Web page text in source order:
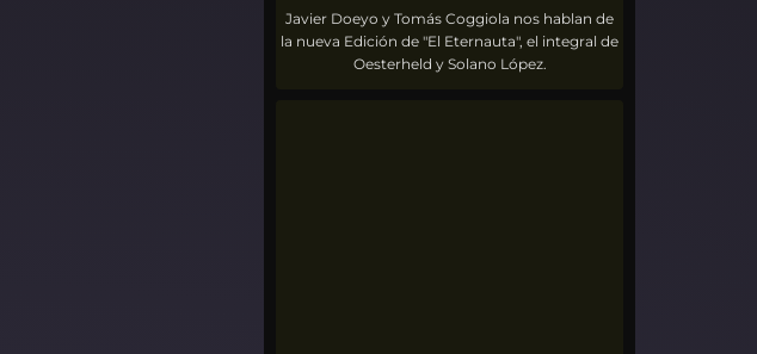
Javier Doeyo y Tomás Coggiola nos hablan de
la nueva Edición de "El Eternauta", el integral de
Oesterheld y Solano López.